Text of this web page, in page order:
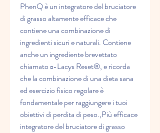
PhenQ è un integratore del bruciatore
di grasso altamente efficace che
contiene una combinazione di
ingredienti sicuri e naturali. Contiene
anche un ingrediente brevettato
chiamato α-Lacys Reset®, e ricorda
che la combinazione di una dieta sana
ed esercizio fisico regolare è
fondamentale per raggiungere i tuoi
obiettivi di perdita di peso.,Più efficace
integratore del bruciatore di grasso